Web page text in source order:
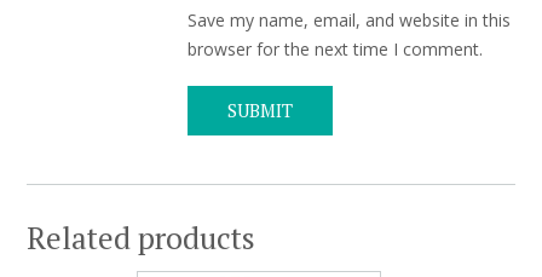
Save my name, email, and website in this
browser for the next time I comment.
Related products